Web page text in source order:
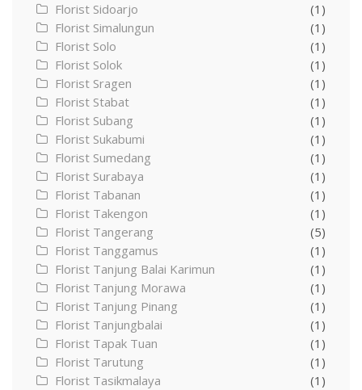
Florist Sidoarjo
(1)
Florist Simalungun
(1)
Florist Solo
(1)
Florist Solok
(1)
Florist Sragen
(1)
Florist Stabat
(1)
Florist Subang
(1)
Florist Sukabumi
(1)
Florist Sumedang
(1)
Florist Surabaya
(1)
Florist Tabanan
(1)
Florist Takengon
(1)
Florist Tangerang
(5)
Florist Tanggamus
(1)
Florist Tanjung Balai Karimun
(1)
Florist Tanjung Morawa
(1)
Florist Tanjung Pinang
(1)
Florist Tanjungbalai
(1)
Florist Tapak Tuan
(1)
Florist Tarutung
(1)
Florist Tasikmalaya
(1)